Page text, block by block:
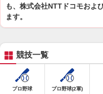
も、株式会社NTTドコモおよ
ます。
競技一覧
プロ野球 プロ野球(2軍)